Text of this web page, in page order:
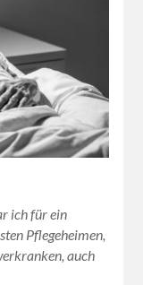
ich für ein
Pflegeheimen,
auch